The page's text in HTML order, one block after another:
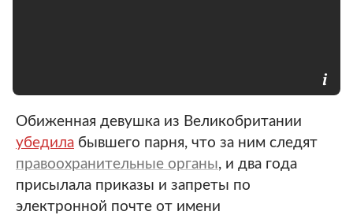
Обиженная девушка из Великобритании
убедила бывшего парня, что за ним следят
правоохранительные органы, и два года
присылала приказы и запреты по
электронной почте от имени